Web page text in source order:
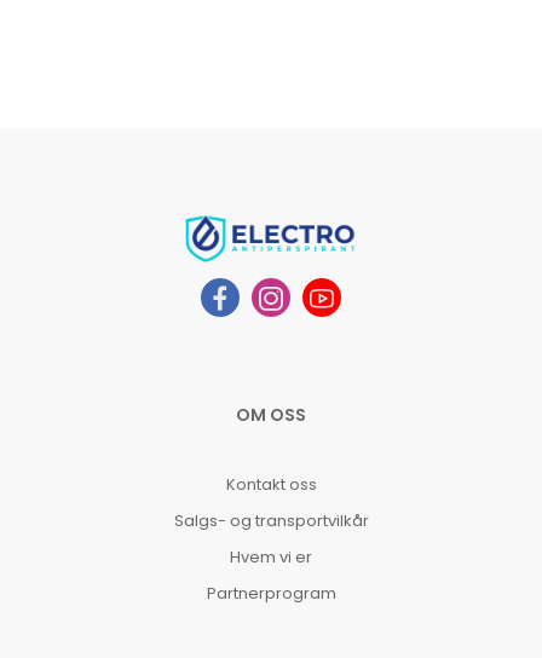
OM OSS
Kontakt oss
Salgs- og transportvilkår
Hvem vi er
Partnerprogram